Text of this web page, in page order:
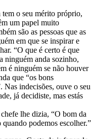
o seu mérito próprio,
um papel muito
são as pessoas que as
em que se inspirar e
“O que é certo é que
ninguém anda sozinho,
é ninguém se não houver
que “os bons
Nas indecisões, ouve o seu
já decidiste, mas estás
lhe dizia, “O bom da
podemos escolher.”